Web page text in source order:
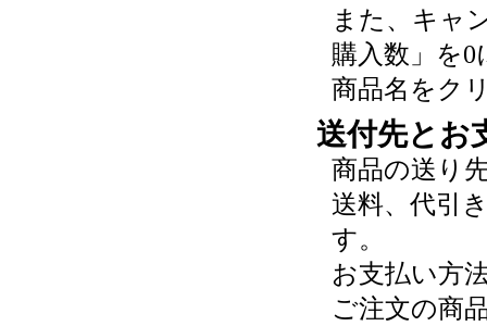
また、キャ
購入数」を
商品名をク
送付先とお
商品の送り
送料、代引
す。
お支払い方
ご注文の商